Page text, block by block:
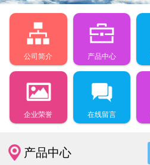
公司简介 产品中心
企业荣誉 在线留言
产品中心